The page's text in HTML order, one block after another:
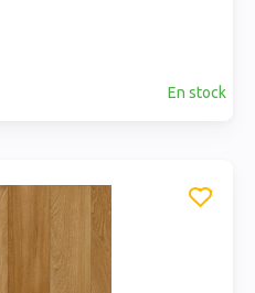
En stock